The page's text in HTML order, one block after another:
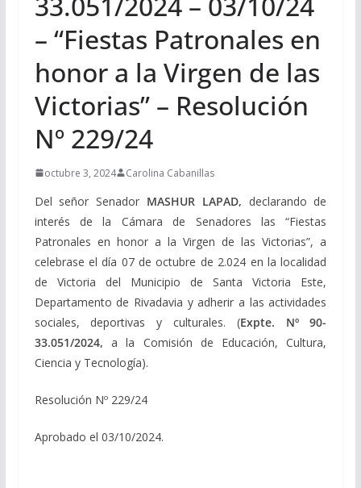
– “Fiestas Patronales en
honor a la Virgen de las
Victorias” – Resolución
Nº 229/24
octubre 3, 2024 Carolina Cabanillas
Del señor Senador MASHUR LAPAD, declarando de
interés de la Cámara de Senadores las “Fiestas
Patronales en honor a la Virgen de las Victorias”, a
celebrase el día 07 de octubre de 2.024 en la localidad
de Victoria del Municipio de Santa Victoria Este,
Departamento de Rivadavia y adherir a las actividades
sociales, deportivas y culturales. (Expte. Nº 90-
33.051/2024, a la Comisión de Educación, Cultura,
Ciencia y Tecnología).
Resolución Nº 229/24
Aprobado el 03/10/2024.